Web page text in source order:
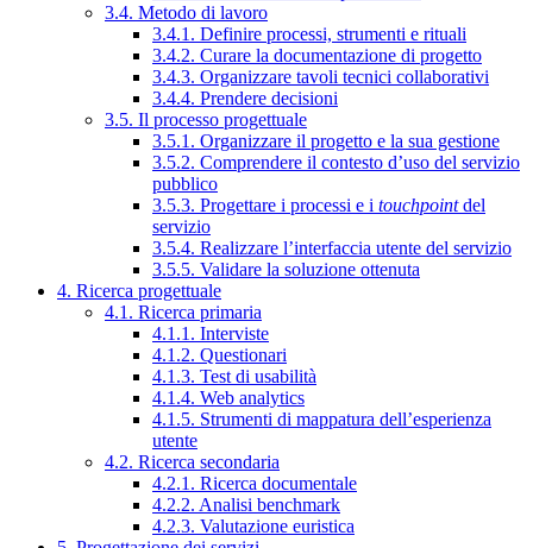
3.4. Metodo di lavoro
3.4.1. Definire processi, strumenti e rituali
3.4.2. Curare la documentazione di progetto
3.4.3. Organizzare tavoli tecnici collaborativi
3.4.4. Prendere decisioni
3.5. Il processo progettuale
3.5.1. Organizzare il progetto e la sua gestione
3.5.2. Comprendere il contesto d’uso del servizio
pubblico
3.5.3. Progettare i processi e i touchpointdel
servizio
3.5.4. Realizzare l’interfaccia utente del servizio
3.5.5. Validare la soluzione ottenuta
4. Ricerca progettuale
4.1. Ricerca primaria
4.1.1. Interviste
4.1.2. Questionari
4.1.3. Test di usabilità
4.1.4. Web analytics
4.1.5. Strumenti di mappatura dell’esperienza
utente
4.2. Ricerca secondaria
4.2.1. Ricerca documentale
4.2.2. Analisi benchmark
4.2.3. Valutazione euristica